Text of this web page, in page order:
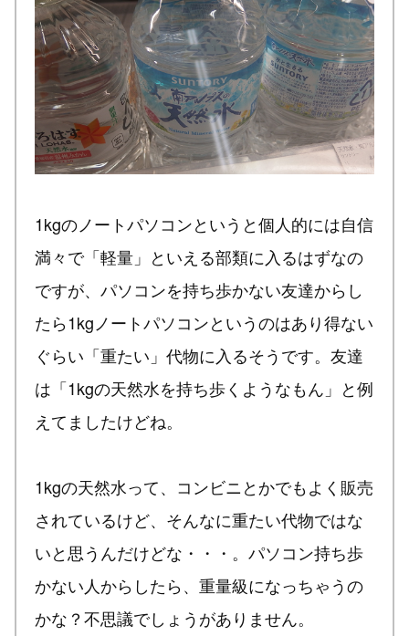
1kgのノートパソコンというと個人的には自信
満々で「軽量」といえる部類に入るはずなの
ですが、パソコンを持ち歩かない友達からし
たら1kgノートパソコンというのはあり得ない
ぐらい「重たい」代物に入るそうです。友達
は「1kgの天然水を持ち歩くようなもん」と例
えてましたけどね。
1kgの天然水って、コンビニとかでもよく販売
されているけど、そんなに重たい代物ではな
いと思うんだけどな・・・。パソコン持ち歩
かない人からしたら、重量級になっちゃうの
かな？不思議でしょうがありません。